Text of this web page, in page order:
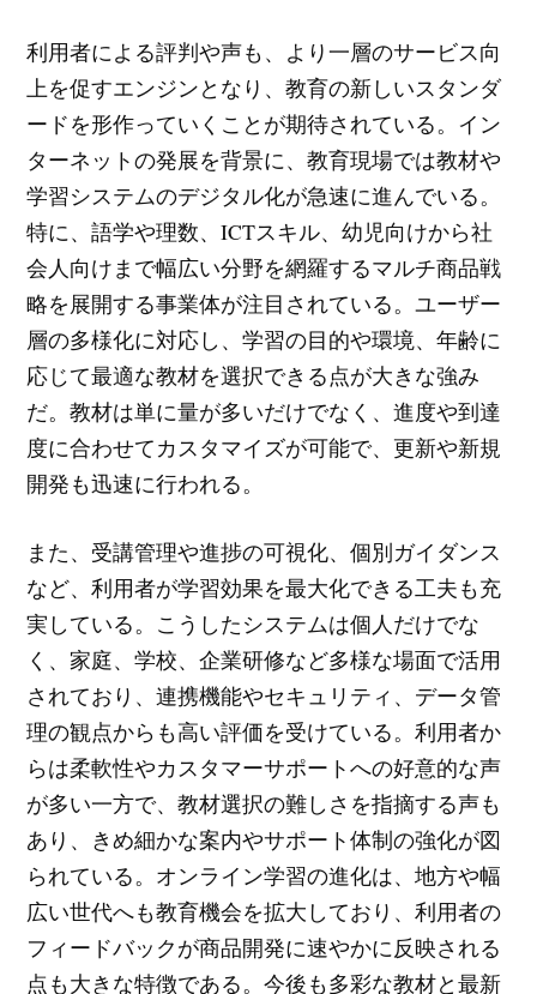
利用者による評判や声も、より一層のサービス向
上を促すエンジンとなり、教育の新しいスタンダ
ードを形作っていくことが期待されている。イン
ターネットの発展を背景に、教育現場では教材や
学習システムのデジタル化が急速に進んでいる。
特に、語学や理数、ICTスキル、幼児向けから社
会人向けまで幅広い分野を網羅するマルチ商品戦
略を展開する事業体が注目されている。ユーザー
層の多様化に対応し、学習の目的や環境、年齢に
応じて最適な教材を選択できる点が大きな強み
だ。教材は単に量が多いだけでなく、進度や到達
度に合わせてカスタマイズが可能で、更新や新規
開発も迅速に行われる。
また、受講管理や進捗の可視化、個別ガイダンス
など、利用者が学習効果を最大化できる工夫も充
実している。こうしたシステムは個人だけでな
く、家庭、学校、企業研修など多様な場面で活用
されており、連携機能やセキュリティ、データ管
理の観点からも高い評価を受けている。利用者か
らは柔軟性やカスタマーサポートへの好意的な声
が多い一方で、教材選択の難しさを指摘する声も
あり、きめ細かな案内やサポート体制の強化が図
られている。オンライン学習の進化は、地方や幅
広い世代へも教育機会を拡大しており、利用者の
フィードバックが商品開発に速やかに反映される
点も大きな特徴である。今後も多彩な教材と最新